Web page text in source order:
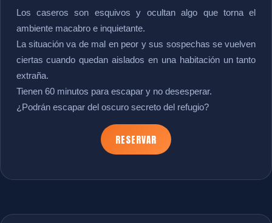
Los caseros son esquivos y ocultan algo que torna el
ambiente macabro e inquietante.
La situación va de mal en peor y sus sospechas se vuelven
ciertas cuando quedan aislados en una habitación un tanto
extraña.
Tienen 60 minutos para escapar y no desesperar.
¿Podrán escapar del oscuro secreto del refugio?
RESERVAR